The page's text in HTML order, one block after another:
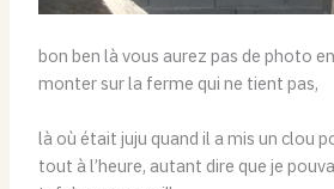
bon ben là vous aurez pas de photo
monter sur la ferme qui ne tient pas,
là où était juju quand il a mis un clou
tout à l’heure, autant dire que je